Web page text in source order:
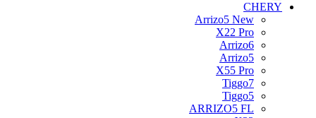
CHERY
Arrizo5 New
X22 Pro
Arrizo6
Arrizo5
X55 Pro
Tiggo7
Tiggo5
ARRIZO5 FL